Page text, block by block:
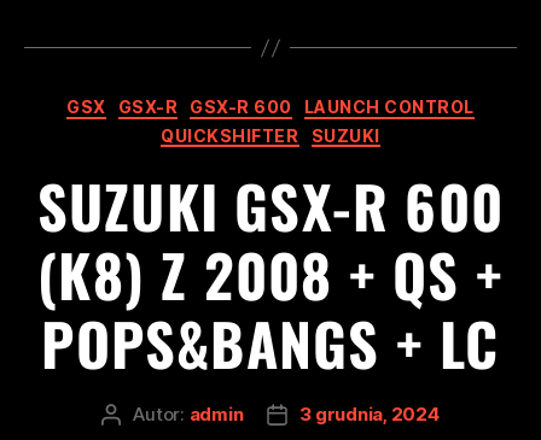
GSX GSX-R GSX-R 600
LAUNCH CONTROL
QUICKSHIFTER
SUZUKI
SUZUKI GSX-R 600
(K8) Z 2008 + QS +
POPS&BANGS + LC
Autor: admin
3 grudnia, 2024